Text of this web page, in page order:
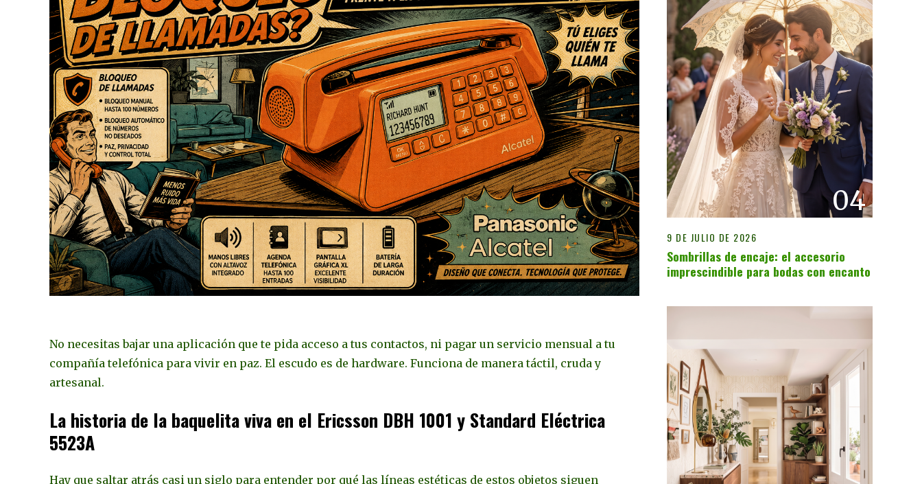
No necesitas bajar una aplicación que te pida acceso a tus contactos, ni pagar un servicio mensual a tu
compañía telefónica para vivir en paz. El escudo es de hardware. Funciona de manera táctil, cruda y
artesanal.
La historia de la baquelita viva en el Ericsson DBH 1001 y Standard Eléctrica
5523A
Hay que saltar atrás casi un siglo para entender por qué las líneas estéticas de estos objetos siguen
04
9 DE JULIO DE 2026
Sombrillas de encaje: el accesorio
imprescindible para bodas con encanto